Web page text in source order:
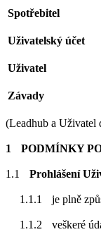
Spotřebitel
Uživatelský účet
Uživatel
Závady
(Leadhub a Uživatel
PODMÍNKY
Prohlášení
je plně
veškeré